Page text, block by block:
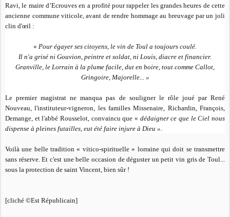
Ravi, le maire d’Ecrouves en a profité pour rappeler les grandes heures de cette
ancienne commune viticole, avant de rendre hommage au breuvage par un joli
clin d'œil :
« Pour égayer ses citoyens, le vin de Toul a toujours coulé.
Il n'a grisé ni Gouvion, peintre et soldat, ni Louis, diacre et financier.
Granville, le Lorrain à la plume facile, dut en boire, tout comme Callot,
Gringoire, Majorelle... »
Le premier magistrat ne manqua pas de souligner le rôle joué par René
Nouveau, l'instituteur-vigneron, les familles Missenaire, Richardin, François,
Demange, et l'abbé Rousselot, convaincu que « dédaigner ce que le Ciel nous
dispense à pleines futailles, eut été faire injure à Dieu ».
Voilà une belle tradition « vitico-spirituelle » lorraine qui doit se transmettre
sans réserve. Et c'est une belle occasion de déguster un petit vin gris de Toul...
sous la protection de saint Vincent, bien sûr !
[cliché ©Est Républicain]